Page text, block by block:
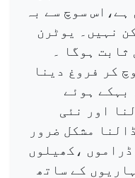
سوچ سے بہ
نہیں۔ یوٹرن
ہوگا ۔
کر فروغ دینا
بہکے ہوئے
اور نئی
مشکل ضرور
،کھیلوں
کے ساتھ